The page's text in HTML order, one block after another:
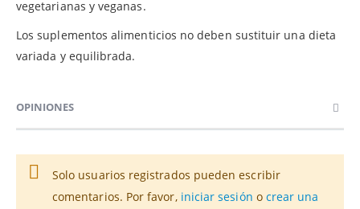
vegetarianas y veganas.
Los suplementos alimenticios no deben sustituir una dieta
variada y equilibrada.
OPINIONES
Solo usuarios registrados pueden escribir
comentarios. Por favor, iniciar sesión o crear una